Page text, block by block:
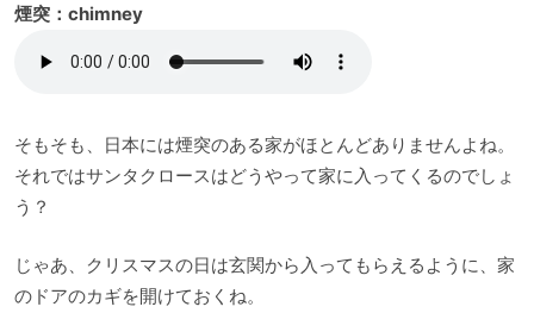
煙突：chimney
そもそも、日本には煙突のある家がほとんどありませんよね。
それではサンタクロースはどうやって家に入ってくるのでしょ
う？
じゃあ、クリスマスの日は玄関から入ってもらえるように、家
のドアのカギを開けておくね。